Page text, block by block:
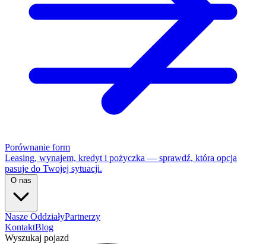
Porównanie form
Leasing, wynajem, kredyt i pożyczka — sprawdź, która opcja
pasuje do Twojej sytuacji.
O nas
Nasze OddziałyPartnerzy
KontaktBlog
Wyszukaj pojazd